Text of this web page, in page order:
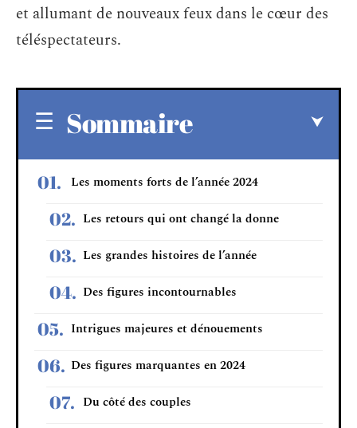
et allumant de nouveaux feux dans le cœur des
téléspectateurs.
Sommaire
Les moments forts de l’année 2024
Les retours qui ont changé la donne
Les grandes histoires de l’année
Des figures incontournables
Intrigues majeures et dénouements
Des figures marquantes en 2024
Du côté des couples